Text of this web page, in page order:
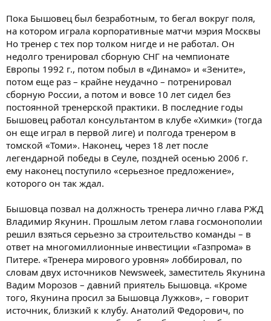
Пока Бышовец был безработным, то бегал вокруг поля,
на котором играла корпоративные матчи мэрия Москвы
Но тренер с тех пор толком нигде и не работал. Он
недолго тренировал сборную СНГ на чемпионате
Европы 1992 г., потом побыл в «Динамо» и «Зените»,
потом еще раз – крайне неудачно – потренировал
сборную России, а потом и вовсе 10 лет сидел без
постоянной тренерской практики. В последние годы
Бышовец работал консультантом в клубе «Химки» (тогда
он еще играл в первой лиге) и полгода тренером в
томской «Томи». Наконец, через 18 лет после
легендарной победы в Сеуле, поздней осенью 2006 г.
ему наконец поступило «серьезное предложение»,
которого он так ждал.
Бышовца позвал на должность тренера лично глава РЖД
Владимир Якунин. Прошлым летом глава госмонополии
решил взяться серьезно за строительство команды – в
ответ на многомиллионные инвестиции «Газпрома» в
Питере. «Тренера мирового уровня» лоббировал, по
словам двух источников Newsweek, заместитель Якунина
Вадим Морозов – давний приятель Бышовца. «Кроме
того, Якунина просил за Бышовца Лужков», – говорит
источник, близкий к клубу. Анатолий Федорович, по